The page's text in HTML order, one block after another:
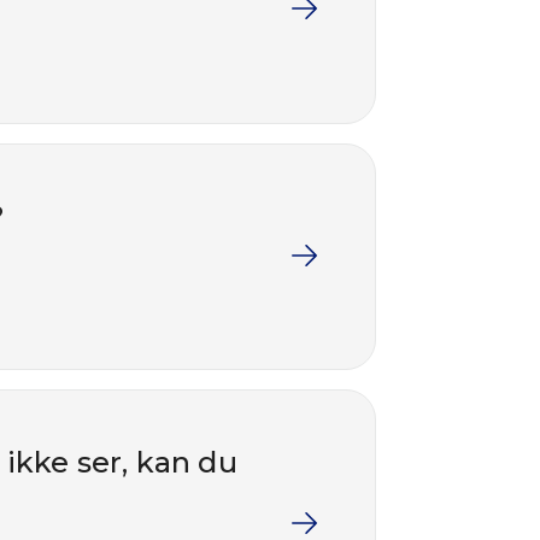
ser, kan du